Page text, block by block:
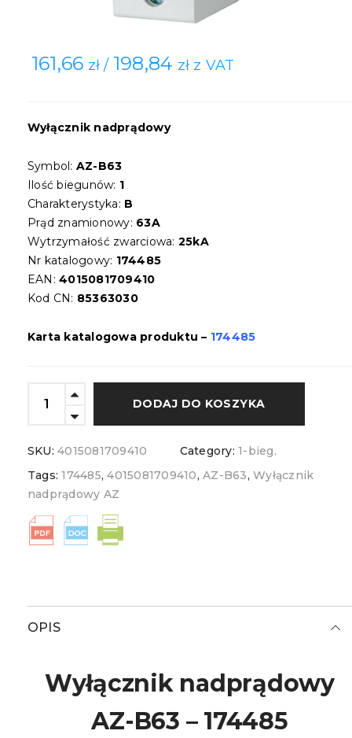
161,66 zł / 198,84 zł z VAT
Wyłącznik nadprądowy
Symbol: AZ-B63
Ilość biegunów: 1
Charakterystyka: B
Prąd znamionowy: 63A
Wytrzymałość zwarciowa: 25kA
Nr katalogowy: 174485
EAN:4015081709410
Kod CN: 85363030
Karta katalogowa produktu – 174485
DODAJ DO KOSZYKA
SKU:4015081709410 Category:1-bieg.
Tags:174485,4015081709410,AZ-B63,Wyłącznik
nadprądowy AZ
OPIS
Wyłącznik nadprądowy
AZ-B63 – 174485